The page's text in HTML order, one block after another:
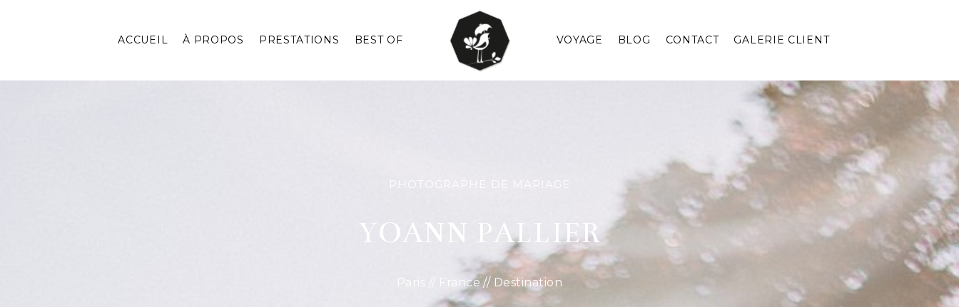
ACCUEIL À PROPOS PRESTATIONS BEST OF VOYAGE BLOG CONTACT GALERIE CLIENT
PHOTOGRAPHE DE MARIAGE
YOANN PALLIER
Paris // France // Destination